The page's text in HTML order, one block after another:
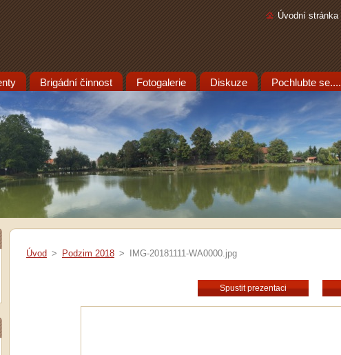
Úvodní stránka
Brigádní činnost Fotogalerie Diskuze Pochlubte se....
Úvod > Podzim 2018 > IMG-20181111-WA0000.jpg
Spustit prezentaci